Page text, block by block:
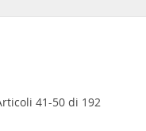
41-50 di 192